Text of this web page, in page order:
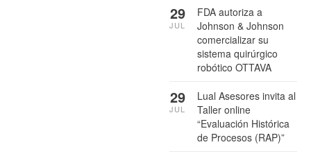
FDA autoriza a
Johnson & Johnson
comercializar su
sistema quirúrgico
robótico OTTAVA
29
JUL
Lual Asesores invita al
Taller online
“Evaluación Histórica
de Procesos (RAP)”
29
JUL